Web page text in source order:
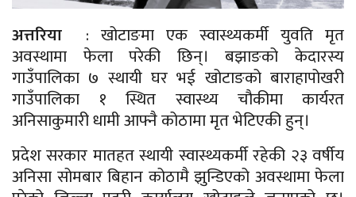
अत्तरिया : खोटाङमा एक स्वास्थ्यकर्मी युवति मृत
अवस्थामा फेला परेकी छिन्। बझाङको केदारस्य
गाउँपालिका ७ स्थायी घर भई खोटाङको बाराहापोखरी
गाउँपालिका १ स्थित स्वास्थ्य चौकीमा कार्यरत
अनिसाकुमारी धामी आफ्नै कोठामा मृत भेटिएकी हुन्।
प्रदेश सरकार मातहत स्थायी स्वास्थ्यकर्मी रहेकी २३ वर्षीय
अनिसा सोमबार बिहान कोठामै झुन्डिएको अवस्थामा फेला